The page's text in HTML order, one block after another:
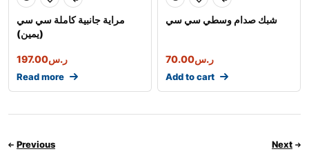
مراية جانبية كاملة سي سي
(يمين)
ر.س197.00
Read more
شبك صدام وسطي سي سي
ر.س70.00
Add to cart
Previous Next